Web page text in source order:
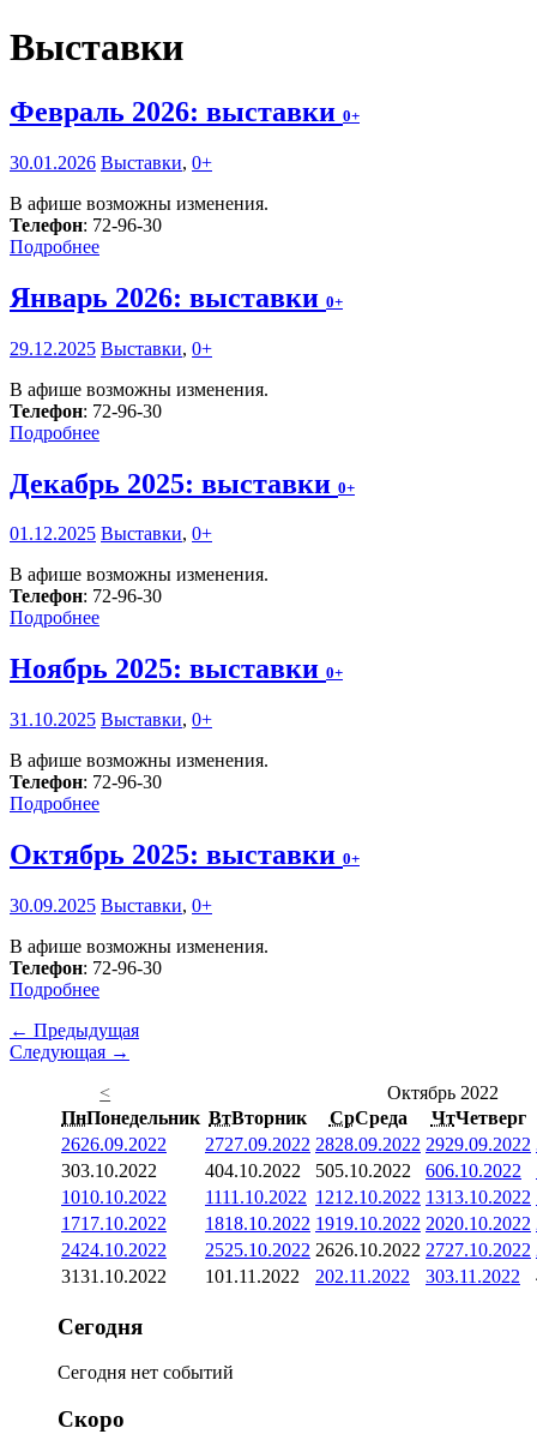
Выставки
Февраль 2026: выставки 0+
30.01.2026 Выставки, 0+
В афише возможны изменения.
Телефон: 72-96-30
Подробнее
Январь 2026: выставки 0+
29.12.2025 Выставки, 0+
В афише возможны изменения.
Телефон: 72-96-30
Подробнее
Декабрь 2025: выставки 0+
01.12.2025 Выставки, 0+
В афише возможны изменения.
Телефон: 72-96-30
Подробнее
Ноябрь 2025: выставки 0+
31.10.2025 Выставки, 0+
В афише возможны изменения.
Телефон: 72-96-30
Подробнее
Октябрь 2025: выставки 0+
30.09.2025 Выставки, 0+
В афише возможны изменения.
Телефон: 72-96-30
Подробнее
← Предыдущая
Следующая →
<
Октябрь 2022
ПнПонедельник ВтВторник СрСреда ЧтЧетверг
2626.09.2022 2727.09.2022 2828.09.2022 2929.09.2022
303.10.2022 404.10.2022 505.10.2022 606.10.2022
1010.10.2022 1111.10.2022 1212.10.2022 1313.10.2022
1717.10.2022 1818.10.2022 1919.10.2022 2020.10.2022
2424.10.2022 2525.10.2022 2626.10.2022 2727.10.2022
3131.10.2022 101.11.2022 202.11.2022 303.11.2022
Сегодня
Сегодня нет событий
Скоро